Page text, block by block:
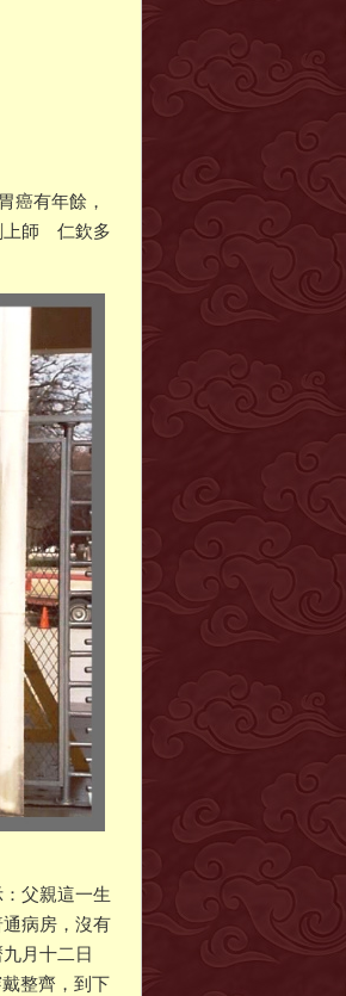
癌有年餘，
上師 仁欽多
父親這一生
病房，沒有
月十二日
整齊，到下